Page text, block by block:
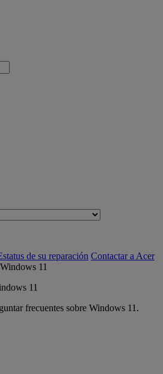
de su reparación Contactar a Acer
11
frecuentes sobre Windows 11.